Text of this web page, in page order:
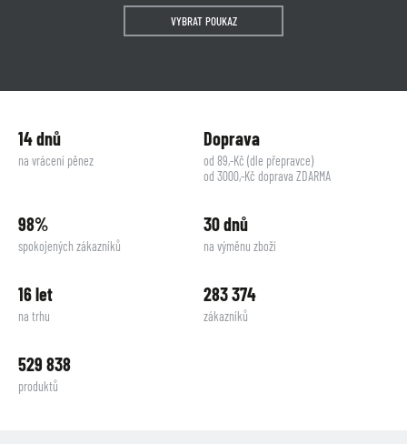
VYBRAT POUKAZ
14 dnů
na vrácení pěnez
Doprava
od 89,-Kč (dle přepravce)
od 3000,-Kč doprava ZDARMA
98%
spokojených zákazníků
30 dnů
na výměnu zboží
16 let
na trhu
283 374
zákazníků
529 838
produktů